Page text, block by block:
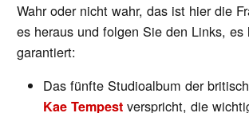
Wahr oder nicht wahr, das ist hier die
es heraus und folgen Sie den Links, es
garantiert:
Das fünfte Studioalbum der
Kae Tempestverspricht, die